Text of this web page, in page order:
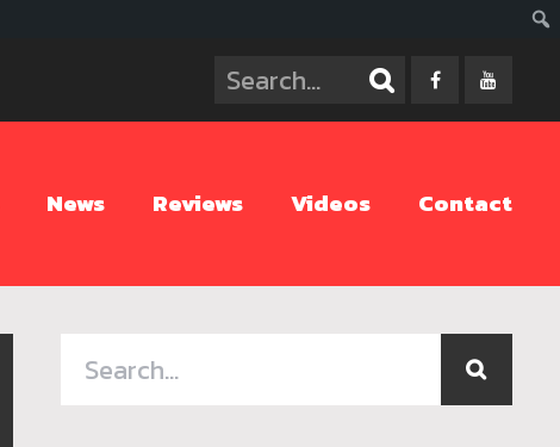
News Reviews Videos Contact